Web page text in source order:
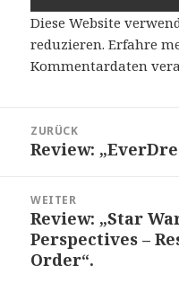
Diese Website
reduzieren.Erfahre
Kommentardaten
ZURÜCK
Vorheriger
Review:
WEITER
Nächster
Beitrag:
Review: „Star
Perspectives –
Order“.